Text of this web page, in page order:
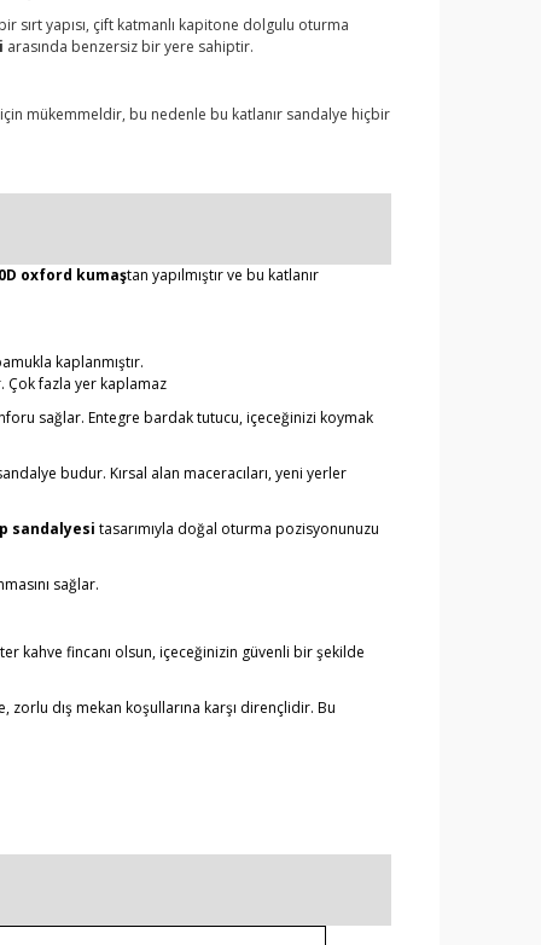
sırt yapısı, çift katmanlı kapitone dolgulu oturma
arasında benzersiz bir yere sahiptir.
mükemmeldir, bu nedenle bu katlanır sandalye hiçbir
oxford kumaştan yapılmıştır ve bu katlanır
kaplanmıştır.
Çok fazla yer kaplamaz
sağlar. Entegre bardak tutucu, içeceğinizi koymak
budur. Kırsal alan maceracıları, yeni yerler
sandalyesi tasarımıyla doğal oturma pozisyonunuzu
sağlar.
kahve fincanı olsun, içeceğinizin güvenli bir şekilde
zorlu dış mekan koşullarına karşı dirençlidir. Bu